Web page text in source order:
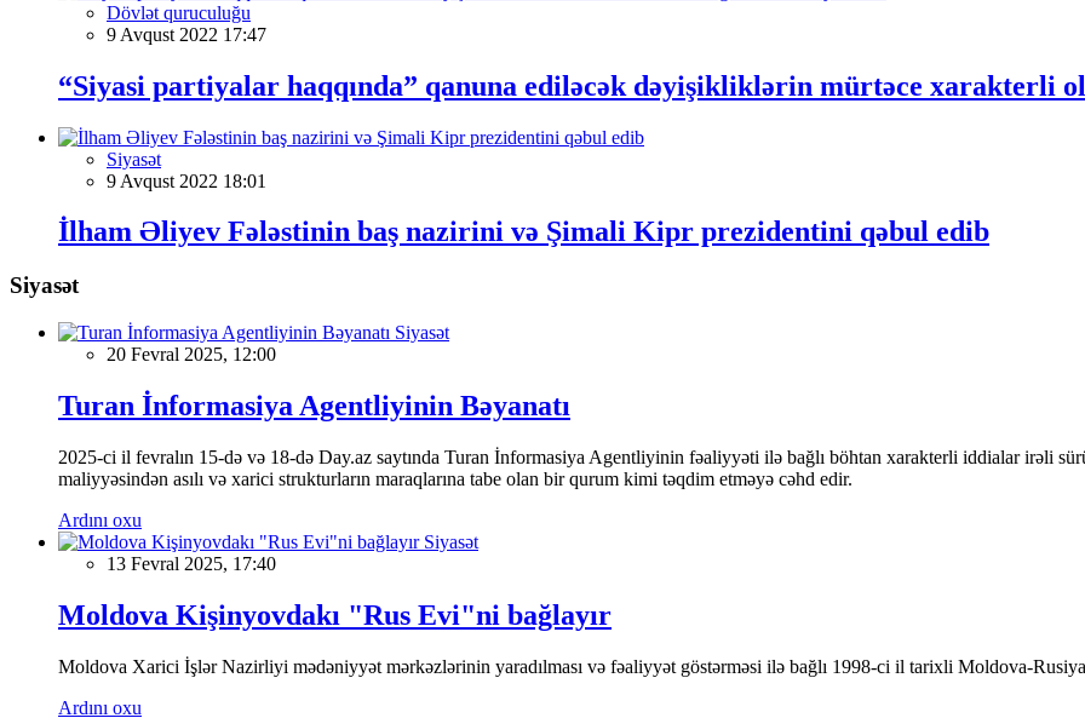
Dövlət quruculuğu
9 Avqust 2022 17:47
“Siyasi partiyalar haqqında” qanuna ediləcək dəyişikliklərin mürtəce xarakterli
Siyasət
9 Avqust 2022 18:01
İlham Əliyev Fələstinin baş nazirini və Şimali Kipr prezidentini qəbul edib
Siyasət
Siyasət
20 Fevral 2025, 12:00
Turan İnformasiya Agentliyinin Bəyanatı
2025-ci il fevralın 15-də və 18-də Day.az saytında Turan İnformasiya Agentliyinin fəaliyyəti ilə bağlı böhtan xarakterli iddialar irəli
maliyyəsindən asılı və xarici strukturların maraqlarına tabe olan bir qurum kimi təqdim etməyə cəhd edir.
Ardını oxu
Siyasət
13 Fevral 2025, 17:40
Moldova Kişinyovdakı "Rus Evi"ni bağlayır
Moldova Xarici İşlər Nazirliyi mədəniyyət mərkəzlərinin yaradılması və fəaliyyət göstərməsi ilə bağlı 1998-ci il tarixli Moldova-
Ardını oxu